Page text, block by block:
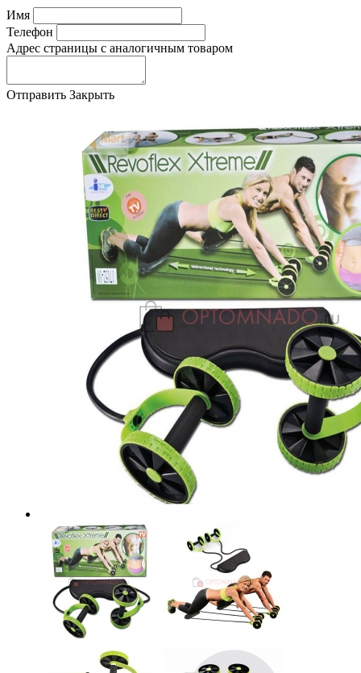
Имя
Телефон
Адрес страницы с аналогичным товаром
Отправить Закрыть